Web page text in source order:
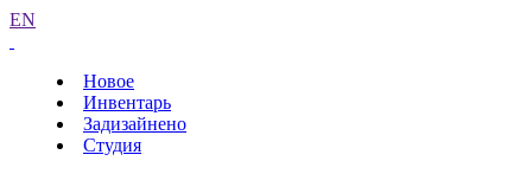
EN
Новое
Инвентарь
Задизайнено
Студия